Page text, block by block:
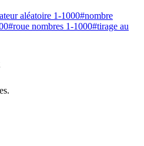
aléatoire 1-1000#nombre
#roue nombres 1-1000#tirage au